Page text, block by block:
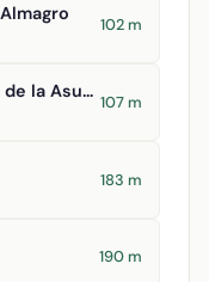
102 m
Iglesia de Nuestra Señora de la Asunción
107 m
183 m
190 m